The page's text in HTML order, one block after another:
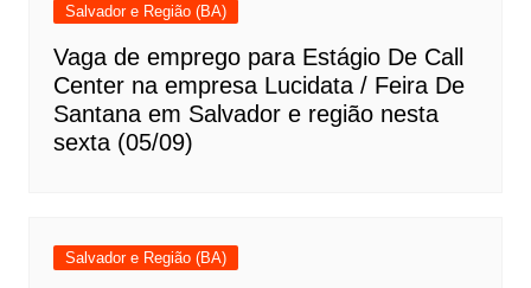
Salvador e Região (BA)
Vaga de emprego para Estágio De Call
Center na empresa Lucidata / Feira De
Santana em Salvador e região nesta
sexta (05/09)
Salvador e Região (BA)